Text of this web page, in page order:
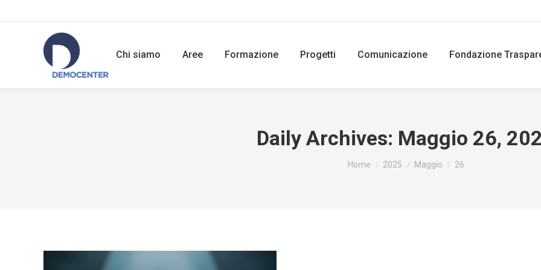
Chi siamo Aree Formazione Progetti Comunicazione Fondazione
Daily Archives: Maggio 26,
You are here:
Home 2025 Maggio 26